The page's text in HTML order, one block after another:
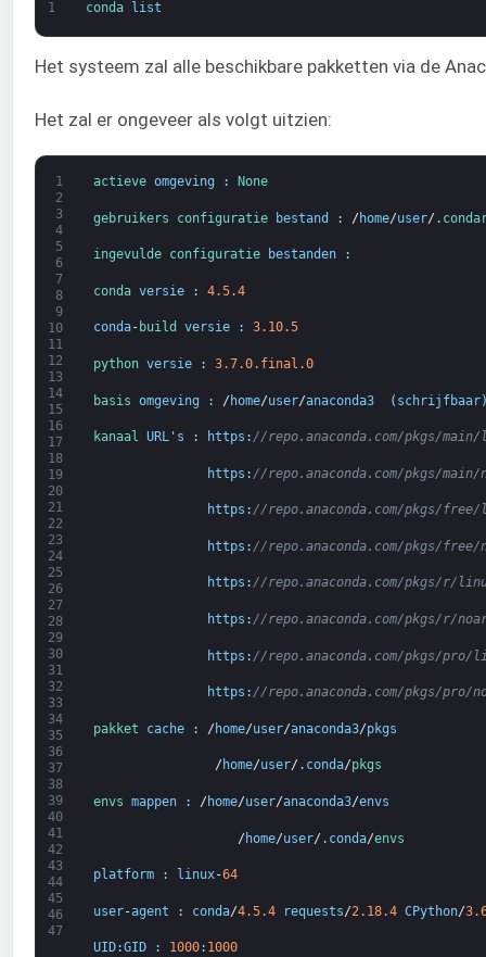
1 conda list
Het systeem zal alle beschikbare pakketten via de
Het zal er ongeveer als volgt uitzien:
1
2
3
4
5
6
7
8
9
10
11
12
13
14
15
16
17
18
19
20
21
22
23
24
25
26
27
28
29
30
31
32
33
34
35
36
37
38
39
40
41
42
43
44
45
46
47
actieve omgeving : None
gebruikers configuratie bestand : / home/user/ .
ingevulde configuratie bestanden :
conda versie : 4.5.4
conda- build versie : 3.10.5
python versie : 3.7.0.final.0
basis omgeving : / home/user/anaconda3 ( schrijfbaar
kanaal URL's : https : //repo.anaconda.com/pkgs/
https : //repo.anaconda.com/pkgs/main/
https : //repo.anaconda.com/pkgs/
https : //repo.anaconda.com/pkgs/free/
https : //repo.anaconda.com/pkgs/r/
https : //repo.anaconda.com/pkgs/r/
https : //repo.anaconda.com/pkgs/pro/
https : //repo.anaconda.com/pkgs/pro/
pakket cache : / home/user/anaconda3/pkgs
/ home/user/ . conda/pkgs
envs mappen : / home/user/anaconda3/envs
/ home/user/ . conda/envs
platform : linux-64
user-agent : conda/4.5.4 requests/2.18.4 CPython/
UID:GID : 1000: 1000